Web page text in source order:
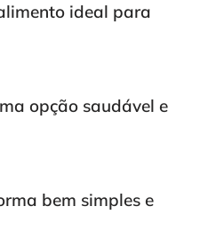
ideal para
opção saudável e
bem simples e